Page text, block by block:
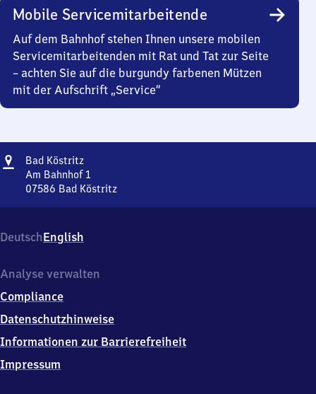
Mobile Servicemitarbeitende
Auf dem Bahnhof stehen Ihnen unsere mobilen
Servicemitarbeitenden mit Rat und Tat zur Seite
– achten Sie auf die burgundy farbenen Mützen
mit der Aufschrift „Service“
Adresse
Bad KöstritzBa​
d
Köstritz
Am Bahnhof 1
07586 Bad Köstritz
Köstritz,
Am
1,
7
5
6
Bad
Köstritz
DeutschEnglish
Analyse verwalten
Compliance
Datenschutzhinweise
Informationen zur Barrierefreiheit
Impressum